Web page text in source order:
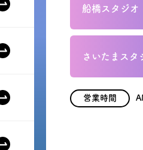
船橋スタジオ
さいたまスタ
営業時間